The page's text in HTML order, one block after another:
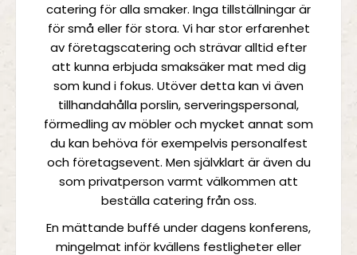
catering för alla smaker. Inga tillställningar är
för små eller för stora. Vi har stor erfarenhet
av företagscatering och strävar alltid efter
att kunna erbjuda smaksäker mat med dig
som kund i fokus. Utöver detta kan vi även
tillhandahålla porslin, serveringspersonal,
förmedling av möbler och mycket annat som
du kan behöva för exempelvis personalfest
och företagsevent. Men självklart är även du
som privatperson varmt välkommen att
beställa catering från oss.
En mättande buffé under dagens konferens,
mingelmat inför kvällens festligheter eller